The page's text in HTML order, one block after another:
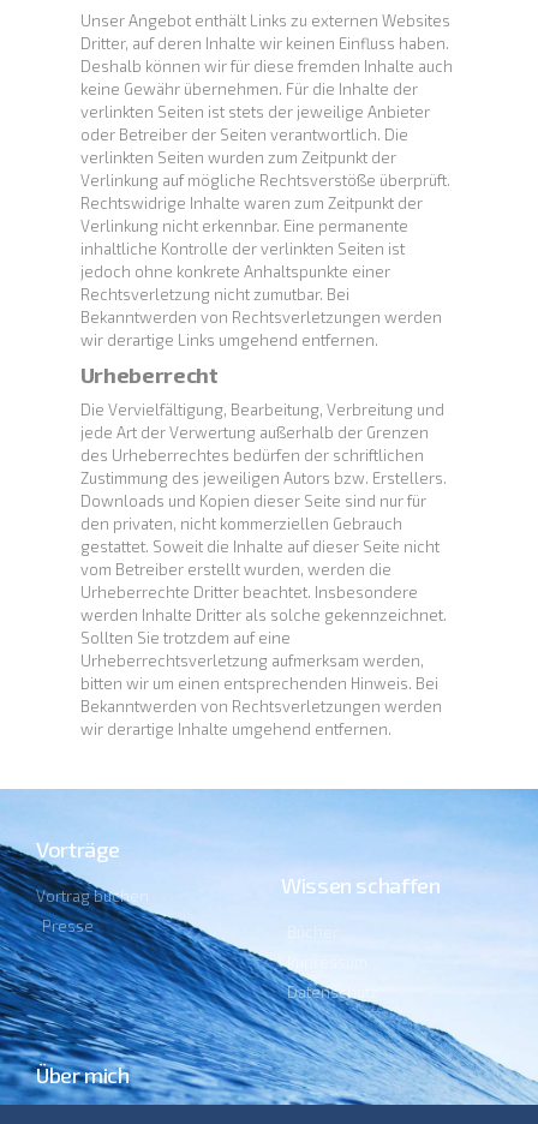
Unser Angebot enthält Links zu externen Websites
Dritter, auf deren Inhalte wir keinen Einfluss haben.
Deshalb können wir für diese fremden Inhalte auch
keine Gewähr übernehmen. Für die Inhalte der
verlinkten Seiten ist stets der jeweilige Anbieter
oder Betreiber der Seiten verantwortlich. Die
verlinkten Seiten wurden zum Zeitpunkt der
Verlinkung auf mögliche Rechtsverstöße überprüft.
Rechtswidrige Inhalte waren zum Zeitpunkt der
Verlinkung nicht erkennbar. Eine permanente
inhaltliche Kontrolle der verlinkten Seiten ist
jedoch ohne konkrete Anhaltspunkte einer
Rechtsverletzung nicht zumutbar. Bei
Bekanntwerden von Rechtsverletzungen werden
wir derartige Links umgehend entfernen.
Urheberrecht
Die Vervielfältigung, Bearbeitung, Verbreitung und
jede Art der Verwertung außerhalb der Grenzen
des Urheberrechtes bedürfen der schriftlichen
Zustimmung des jeweiligen Autors bzw. Erstellers.
Downloads und Kopien dieser Seite sind nur für
den privaten, nicht kommerziellen Gebrauch
gestattet. Soweit die Inhalte auf dieser Seite nicht
vom Betreiber erstellt wurden, werden die
Urheberrechte Dritter beachtet. Insbesondere
werden Inhalte Dritter als solche gekennzeichnet.
Sollten Sie trotzdem auf eine
Urheberrechtsverletzung aufmerksam werden,
bitten wir um einen entsprechenden Hinweis. Bei
Bekanntwerden von Rechtsverletzungen werden
wir derartige Inhalte umgehend entfernen.
Vorträge
Vortrag buchen
Presse
Wissen schaffen
Datenschutz
Über mich